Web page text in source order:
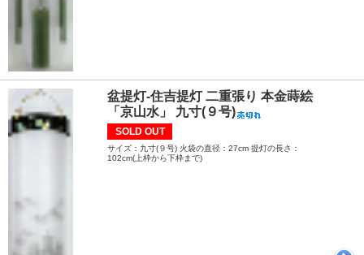
盆提灯-住吉提灯 二重張り 本金蒔絵
「京山水」 九寸(９号)
SOLD OUT
サイズ：九寸(９号) 火袋の直径：27cm 提灯の長さ：
102cm(上枠から下枠まで)